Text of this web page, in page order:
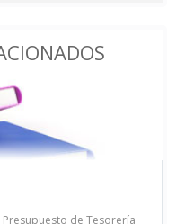
de Tesorería